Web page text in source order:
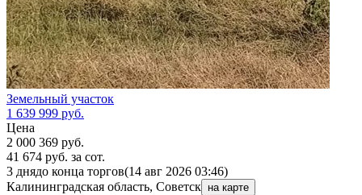
Земельный участок
1 639 999 руб.
Цена
2 000 369 руб.
41 674 руб. за сот.
3 днядо конца торгов(14 авг 2026 03:46)
Калининградская область, Советск на карте